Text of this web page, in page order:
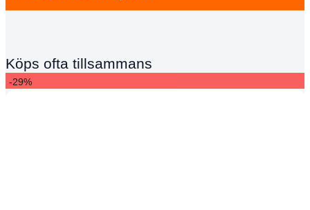
Köps ofta tillsammans
-29%